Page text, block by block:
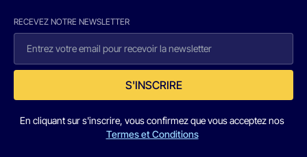
RECEVEZ NOTRE NEWSLETTER
S'INSCRIRE
En cliquant sur s'inscrire, vous confirmez que vous acceptez nos
Termes et Conditions